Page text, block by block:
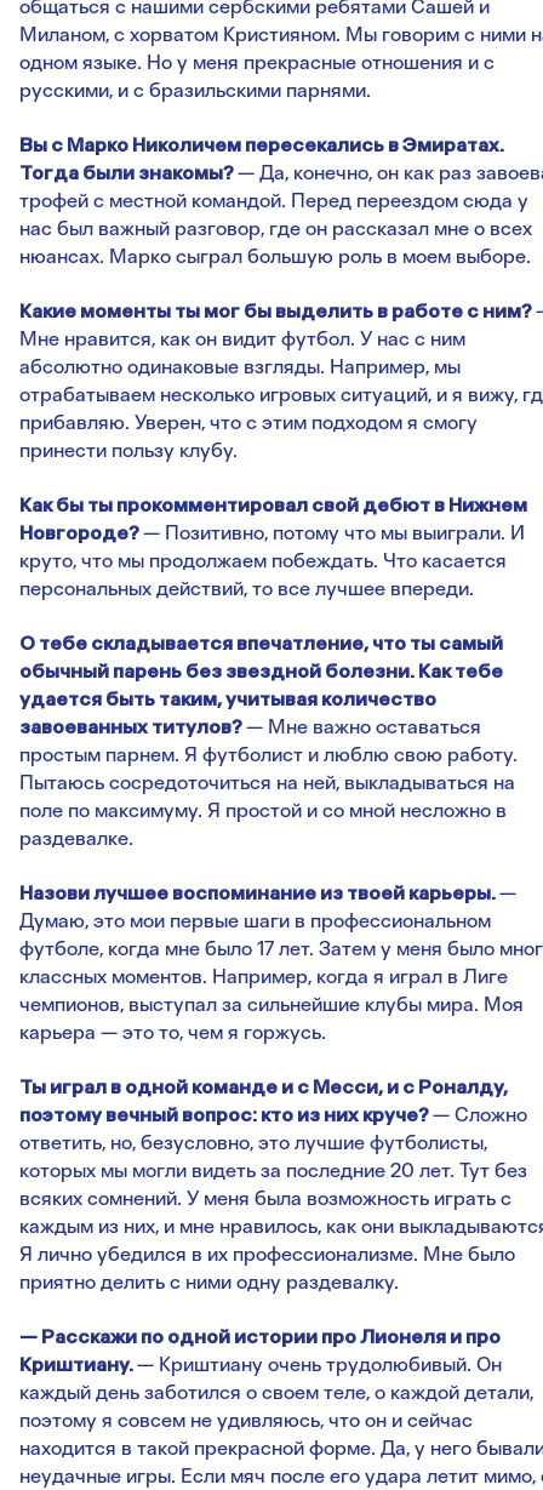
общаться с нашими сербскими ребятами Сашей и
Миланом, с хорватом Кристияном. Мы говорим с ними
одном языке. Но у меня прекрасные отношения и с
русскими, и с бразильскими парнями.
Вы с Марко Николичем пересекались в Эмиратах.
Тогда были знакомы?— Да, конечно, он как раз
трофей с местной командой. Перед переездом сюда у
нас был важный разговор, где он рассказал мне о всех
нюансах. Марко сыграл большую роль в моем выборе.
Какие моменты ты мог бы выделить в работе с ним?
Мне нравится, как он видит футбол. У нас с ним
абсолютно одинаковые взгляды. Например, мы
отрабатываем несколько игровых ситуаций, и я вижу,
прибавляю. Уверен, что с этим подходом я смогу
принести пользу клубу.
Как бы ты прокомментировал свой дебют в Нижнем
Новгороде?— Позитивно, потому что мы выиграли. И
круто, что мы продолжаем побеждать. Что касается
персональных действий, то все лучшее впереди.
О тебе складывается впечатление, что ты самый
обычный парень без звездной болезни. Как тебе
удается быть таким, учитывая количество
завоеванных титулов?— Мне важно оставаться
простым парнем. Я футболист и люблю свою работу.
Пытаюсь сосредоточиться на ней, выкладываться на
поле по максимуму. Я простой и со мной несложно в
раздевалке.
Назови лучшее воспоминание из твоей карьеры.—
Думаю, это мои первые шаги в профессиональном
футболе, когда мне было 17 лет. Затем у меня было
классных моментов. Например, когда я играл в Лиге
чемпионов, выступал за сильнейшие клубы мира. Моя
карьера — это то, чем я горжусь.
Ты играл в одной команде и с Месси, и с Роналду,
поэтому вечный вопрос: кто из них круче?— Сложно
ответить, но, безусловно, это лучшие футболисты,
которых мы могли видеть за последние 20 лет. Тут без
всяких сомнений. У меня была возможность играть с
каждым из них, и мне нравилось, как они
Я лично убедился в их профессионализме. Мне было
приятно делить с ними одну раздевалку.
— Расскажи по одной истории про Лионеля и про
Криштиану.— Криштиану очень трудолюбивый. Он
каждый день заботился о своем теле, о каждой детали,
поэтому я совсем не удивляюсь, что он и сейчас
находится в такой прекрасной форме. Да, у него
неудачные игры. Если мяч после его удара летит мимо,